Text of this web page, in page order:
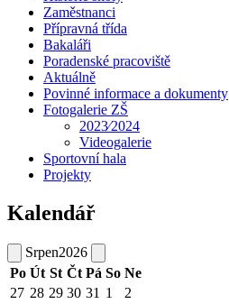
Zaměstnanci
Přípravná třída
Bakaláři
Poradenské pracoviště
Aktuálně
Povinné informace a dokumenty
Fotogalerie ZŠ
2023⁄2024
Videogalerie
Sportovní hala
Projekty
Kalendář
Srpen2026
Po Út St Čt Pá So Ne
27 28 29 30 31 1
2